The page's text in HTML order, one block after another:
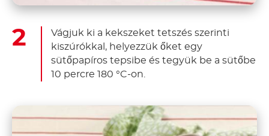
Vágjuk ki a kekszeket tetszés szerinti
kiszúrókkal, helyezzük őket egy
sütőpapíros tepsibe és tegyük be a sütőbe
10 percre 180 °C-on.